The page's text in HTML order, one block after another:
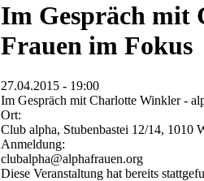
Im Gespräch mit
Frauen im Fokus
27.04.2015 - 19:00
Im Gespräch mit Charlotte Winkler -
Ort:
Club alpha, Stubenbastei 12/14, 1010
Anmeldung:
clubalpha@alphafrauen.org
Diese Veranstaltung hat bereits